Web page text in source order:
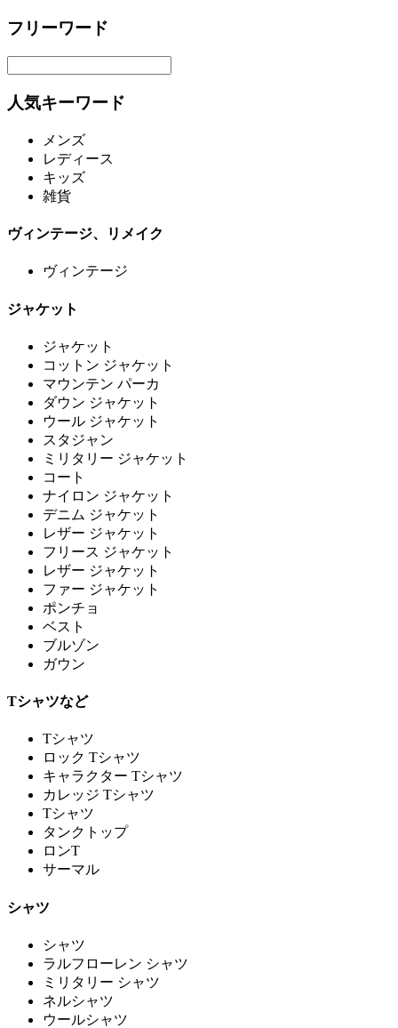
フリーワード
人気キーワード
メンズ
レディース
キッズ
雑貨
ヴィンテージ、リメイク
ヴィンテージ
ジャケット
ジャケット
コットン ジャケット
マウンテン パーカ
ダウン ジャケット
ウール ジャケット
スタジャン
ミリタリー ジャケット
コート
ナイロン ジャケット
デニム ジャケット
レザー ジャケット
フリース ジャケット
レザー ジャケット
ファー ジャケット
ポンチョ
ベスト
ブルゾン
ガウン
Tシャツなど
Tシャツ
ロック Tシャツ
キャラクター Tシャツ
カレッジ Tシャツ
Tシャツ
タンクトップ
ロンT
サーマル
シャツ
シャツ
ラルフローレン シャツ
ミリタリー シャツ
ネルシャツ
ウールシャツ